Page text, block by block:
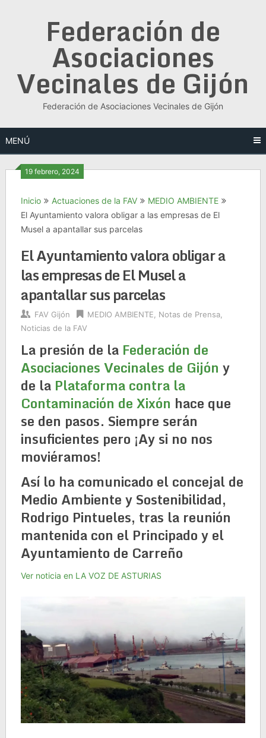
Federación de
Asociaciones
Vecinales de Gijón
Federación de Asociaciones Vecinales de Gijón
MENÚ
19 febrero, 2024
Inicio Actuaciones de la FAV
MEDIO AMBIENTE
El Ayuntamiento valora obligar a las empresas de El
Musel a apantallar sus parcelas
El Ayuntamiento valora obligar a
las empresas de El Musel a
apantallar sus parcelas
FAV Gijón MEDIO AMBIENTE Notas de Prensa,
Noticias de la FAV
La presión de la Federación de
Asociaciones Vecinales de Gijón y
de la Plataforma contra la
Contaminación de Xixón hace que
se den pasos. Siempre serán
insuficientes pero ¡Ay si no nos
moviéramos!
Así lo ha comunicado el concejal de
Medio Ambiente y Sostenibilidad,
Rodrigo Pintueles, tras la reunión
mantenida con el Principado y el
Ayuntamiento de Carreño
Ver noticia en LA VOZ DE ASTURIAS